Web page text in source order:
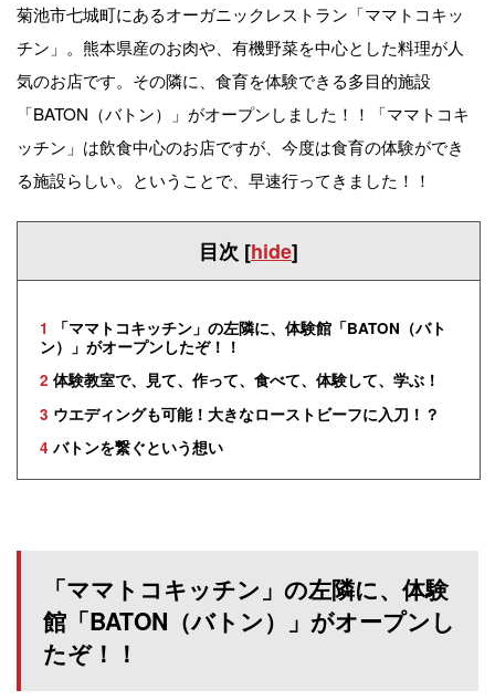
菊池市七城町にあるオーガニックレストラン「ママトコキッ
チン」。熊本県産のお肉や、有機野菜を中心とした料理が人
気のお店です。その隣に、食育を体験できる多目的施設
「BATON（バトン）」がオープンしました！！「ママトコキ
ッチン」は飲食中心のお店ですが、今度は食育の体験ができ
る施設らしい。ということで、早速行ってきました！！
目次 [hide]
1
「ママトコキッチン」の左隣に、体験館「BATON（バト
ン）」がオープンしたぞ！！
2 体験教室で、見て、作って、食べて、体験して、学ぶ！
3 ウエディングも可能！大きなローストビーフに入刀！？
4 バトンを繋ぐという想い
「ママトコキッチン」の左隣に、体験
館「BATON（バトン）」がオープンし
たぞ！！